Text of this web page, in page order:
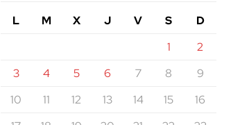
L
M X J V S
D
1
2
3
4 5 6 7 8
9
10
11 12 13 14 15
16